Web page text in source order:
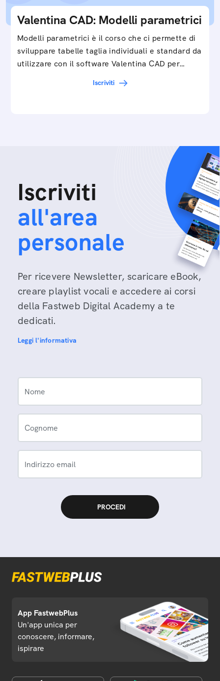
Valentina CAD: Modelli parametrici
Modelli parametrici è il corso che ci permette di
sviluppare tabelle taglia individuali e standard da
utilizzare con il software Valentina CAD per…
Iscriviti
Iscriviti
all'area
personale
Per ricevere Newsletter, scaricare eBook,
creare playlist vocali e accedere ai corsi
della Fastweb Digital Academy a te
dedicati.
Leggi l'informativa
Nome
Cognome
Indirizzo email
App FastwebPlus
Un'app unica per
conoscere, informare,
ispirare